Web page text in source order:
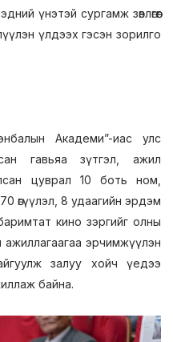
үнэтэй сургамж зөвлөгөөг
үлдээх гэсэн зорилго
Академи”-иас улс
гавьяа зүтгэл, ажил
цуврал 10 боть ном,
өгүүлэл, 8 удаагийн эрдэм
кино зэргийг олны
эрчимжүүлэн
залуу хойч үедээ
байна.